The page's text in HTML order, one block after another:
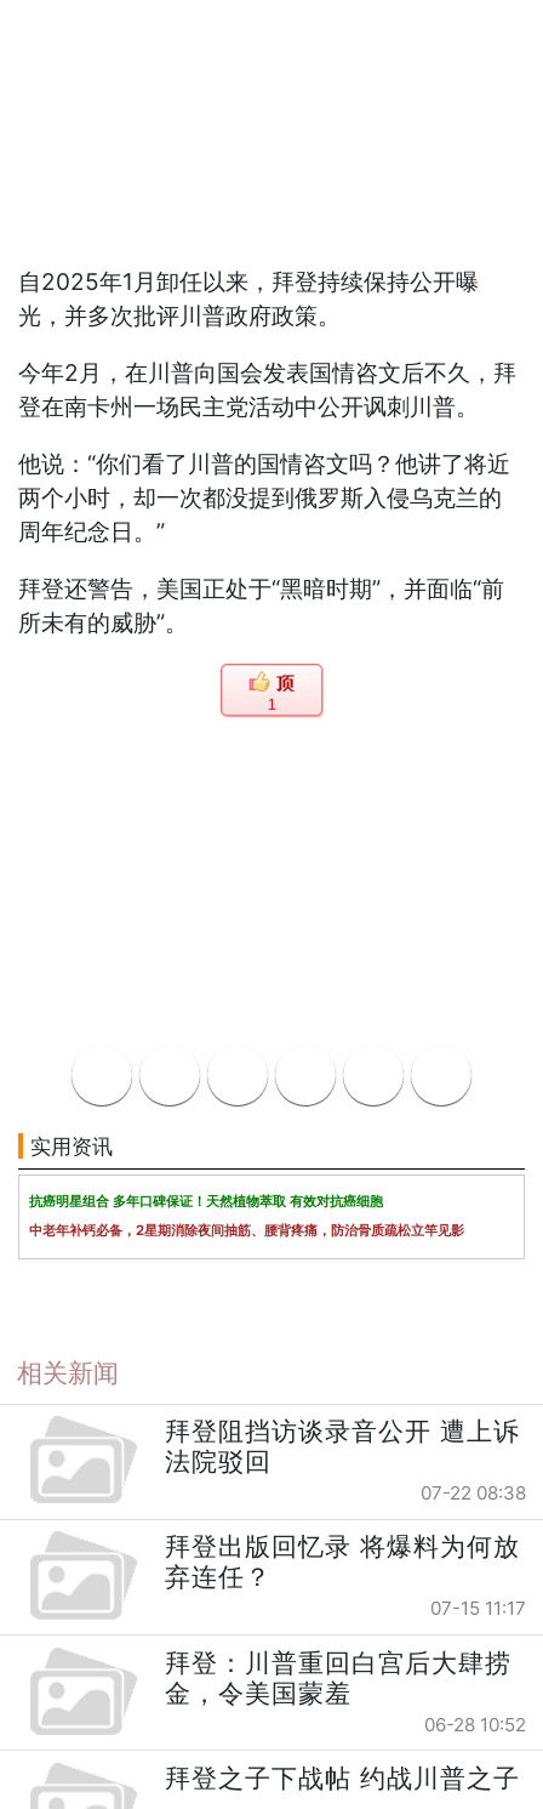
自2025年1月卸任以来，拜登持续保持公开曝
光，并多次批评川普政府政策。
今年2月，在川普向国会发表国情咨文后不久，拜
登在南卡州一场民主党活动中公开讽刺川普。
他说：“你们看了川普的国情咨文吗？他讲了将近
两个小时，却一次都没提到俄罗斯入侵乌克兰的
周年纪念日。”
拜登还警告，美国正处于“黑暗时期”，并面临“前
所未有的威胁”。
1
实用资讯
抗癌明星组合 多年口碑保证！天然植物萃取 有效对抗癌细胞
中老年补钙必备，2星期消除夜间抽筋、腰背疼痛，防治骨质疏松立竿见影
相关新闻
拜登阻挡访谈录音公开 遭上诉
法院驳回
07-22 08:38
拜登出版回忆录 将爆料为何放
弃连任？
07-15 11:17
拜登：川普重回白宫后大肆捞
金，令美国蒙羞
06-28 10:52
拜登之子下战帖 约战川普之子